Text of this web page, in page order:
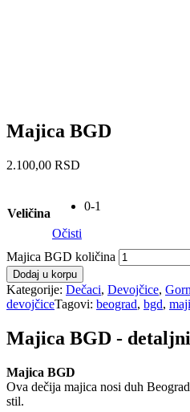
Majica BGD
2.100,00 RSD
Veličina
0-1
Očisti
Majica BGD količina
Dodaj u korpu
Kategorije: Dečaci, Devojčice,
devojčiceTagovi: beograd, bgd,
Majica BGD -
Majica BGD
Ova dečija majica nosi duh
stil.